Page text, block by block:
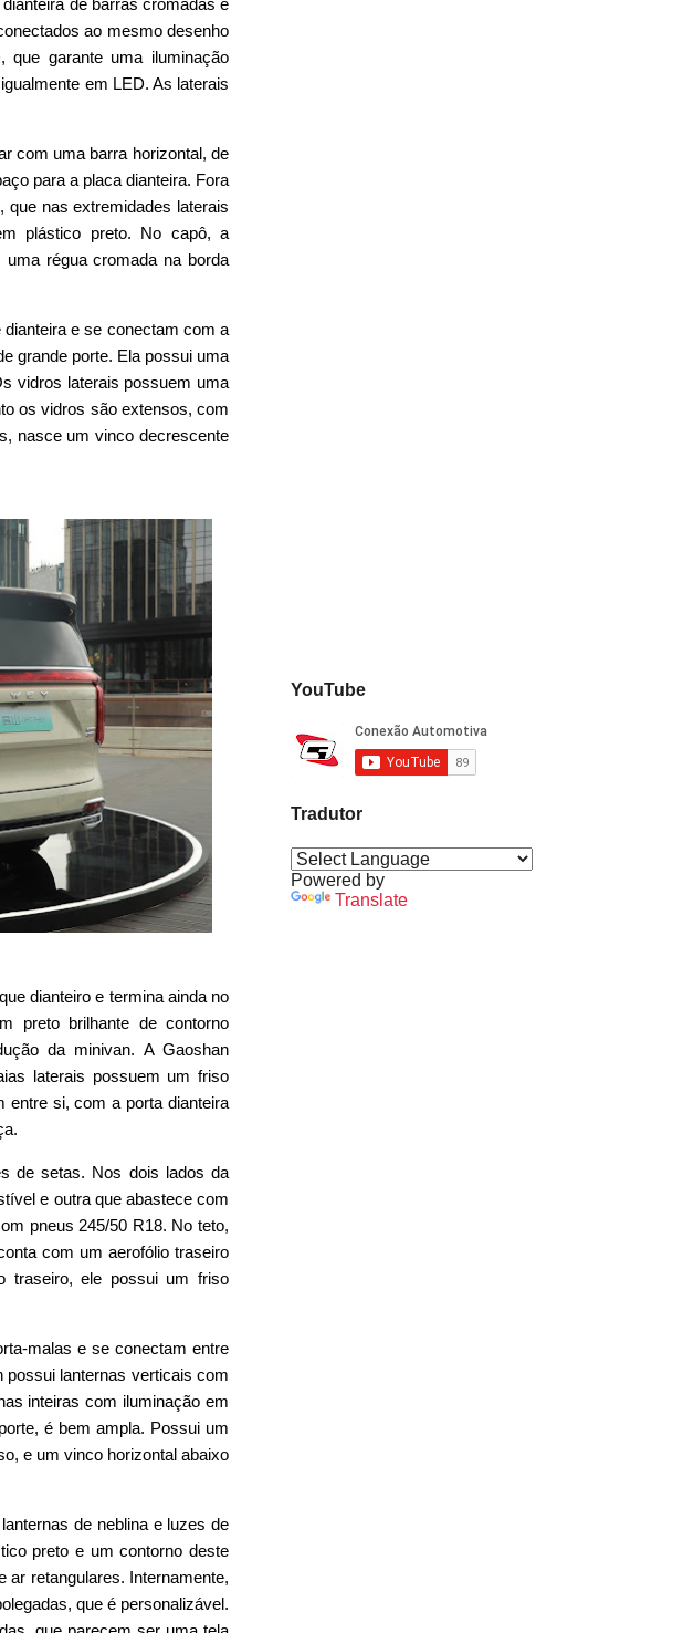
YouTube
Tradutor
Powered by
Translate
de barras cromadas e
ao mesmo desenho
que garante uma iluminação
em LED. As laterais
com uma barra horizontal, de
para a placa dianteira. Fora
que nas extremidades laterais
plástico preto. No capô, a
uma régua cromada na borda
e se conectam com a
grande porte. Ela possui uma
vidros laterais possuem uma
os vidros são extensos, com
nasce um vinco decrescente
dianteiro e termina ainda no
preto brilhante de contorno
da minivan. A Gaoshan
laterais possuem um friso
entre si, com a porta dianteira
de setas. Nos dois lados da
e outra que abastece com
pneus 245/50 R18. No teto,
com um aerofólio traseiro
traseiro, ele possui um friso
malas e se conectam entre
lanternas verticais com
inteiras com iluminação em
é bem ampla. Possui um
e um vinco horizontal abaixo
de neblina e luzes de
preto e um contorno deste
retangulares. Internamente,
que é personalizável.